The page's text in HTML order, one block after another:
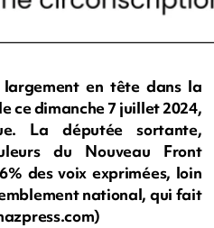
en tête dans la
ce dimanche 7 juillet 2024,
La députée sortante,
du Nouveau Front
des voix exprimées, loin
national, qui fait